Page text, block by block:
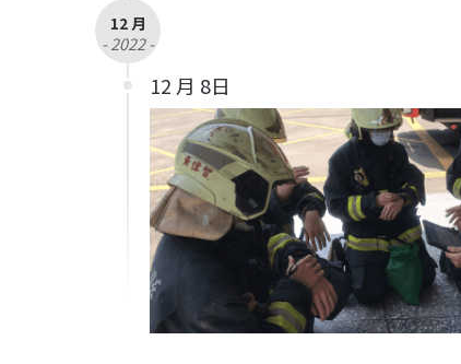
12 月
- 2022 -
12 月 8日